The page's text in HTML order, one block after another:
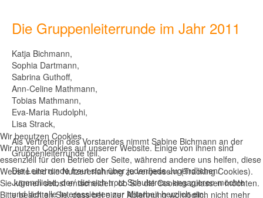
Die Gruppenleiterrunde im Jahr 2011
Katja Bichmann,
Sophia Dartmann,
Sabrina Guthoff,
Ann-Celine Mathmann,
Tobias Mathmann,
Eva-Maria Rudolphi,
Lisa Strack,
Als Vertreterin des Vorstandes nimmt Sabine Bichmann an der
Gruppenleiterrunde teil.
Die Leiterrunde freut sich über jeden/jede Jugendlichen/
Jugendliche, der/ die sich trotz Schulstress engagieren möchte
und lädt alle Interessierten zur Mitarbeit herzlich ein.
Wir benutzen Cookies
Wir nutzen Cookies auf unserer Website. Einige von ihnen sind
essenziell für den Betrieb der Seite, während andere uns helfen, diese
Website und die Nutzererfahrung zu verbessern (Tracking Cookies).
Sie können selbst entscheiden, ob Sie die Cookies zulassen möchten.
Bitte beachten Sie, dass bei einer Ablehnung womöglich nicht mehr